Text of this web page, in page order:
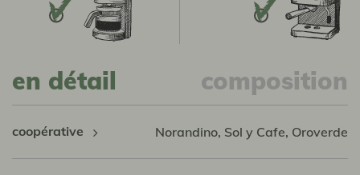
en détail composition
coopérative Norandino, Sol y Cafe, Oroverde